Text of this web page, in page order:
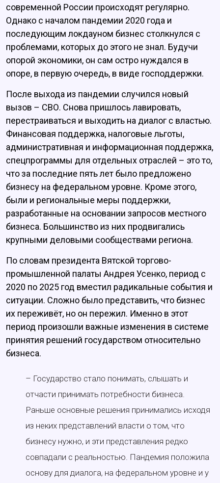
современной России происходят регулярно.
Однако с началом пандемии 2020 года и
последующим локдауном бизнес столкнулся с
проблемами, которых до этого не знал. Будучи
опорой экономики, он сам остро нуждался в
опоре, в первую очередь, в виде господдержки.
После выхода из пандемии случился новый
вызов – СВО. Снова пришлось лавировать,
перестраиваться и выходить на диалог с властью.
Финансовая поддержка, налоговые льготы,
административная и информационная поддержка,
спецпрограммы для отдельных отраслей – это то,
что за последние пять лет было предложено
бизнесу на федеральном уровне. Кроме этого,
были и региональные меры поддержки,
разработанные на основании запросов местного
бизнеса. Большинство из них продвигались
крупными деловыми сообществами региона.
По словам президента Вятской торгово-
промышленной палаты Андрея Усенко, период с
2020 по 2025 год вместил радикальные события и
ситуации. Сложно было представить, что бизнес
их переживёт, но он пережил. Именно в этот
период произошли важные изменения в системе
принятия решений государством относительно
бизнеса.
– Государство стало понимать, слышать и
отчасти принимать потребности бизнеса.
Раньше основные решения принимались исходя
из неких представлений власти о том, что
бизнесу нужно, и эти представления редко
совпадали с реальностью. Пандемия положила
основу для диалога, на федеральном уровне и у